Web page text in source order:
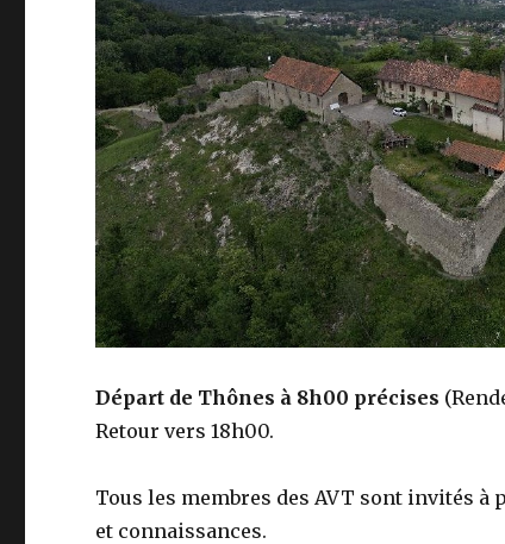
Départ de Thônes à 8h00 précises
Retour vers 18h00.
Tous les membres des AVT sont invités
et connaissances.